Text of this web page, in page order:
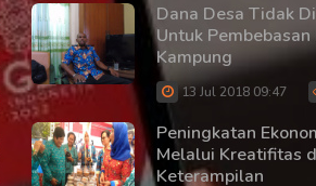
Dana Desa Tidak
Untuk Pembebasan
Kampung
13 Jul 2018 09:47
Peningkatan
Melalui Kreatifitas
Keterampilan